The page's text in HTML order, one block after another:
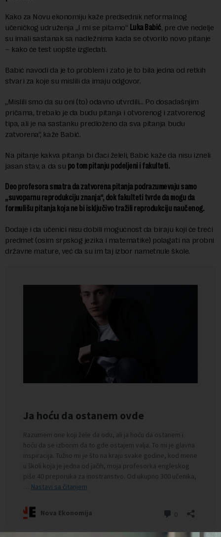
Kako za Novu ekonomiju kaže predsednik neformalnog
učeničkog udruženja „I mi se pitamo“ Luka Babić, pre dve nedelje
su imali sastanak sa nadležnima kada se otvorilo novo pitanje
– kako će test uopšte izgledati.
Babić navodi da je to problem i zato je to bila jedna od retkih
stvari za koje su mislili da imaju odgovor.
„Mislili smo da su oni (to) odavno utvrdili… Po dosadašnjim
pričama, trebalo je da budu pitanja i otvorenog i zatvorenog
tipa, ali je na sastanku predloženo da sva pitanja budu
zatvorena“, kaže Babić.
Na pitanje kakva pitanja bi đaci želeli, Babić kaže da nisu izneli
jasan stav, a da su po tom pitanju podeljeni i fakulteti.
Deo profesora smatra da zatvorena pitanja podrazumevaju samo
„suvoparnu reprodukciju znanja“, dok fakulteti tvrde da mogu da
formulišu pitanja koja ne bi isključivo tražili reprodukciju naučenog.
Dodaje i da učenici nisu dobili mogućnost da biraju koji će treći
predmet (osim srpskog jezika i matematike) polagati na probni
državne mature, već da su im taj izbor nametnule škole.